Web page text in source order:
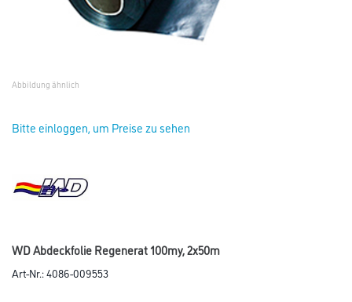
Abbildung ähnlich
Bitte einloggen, um Preise zu sehen
WD Abdeckfolie Regenerat 100my, 2x50m
Art-Nr.:4086-009553